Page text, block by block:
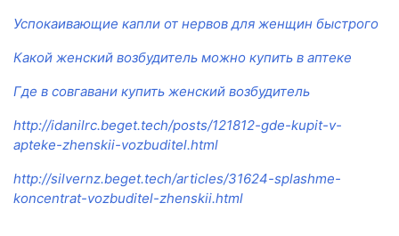
Успокаивающие капли от нервов для женщин быстрого
Какой женский возбудитель можно купить в аптеке
Где в совгавани купить женский возбудитель
http://idanilrc.beget.tech/posts/121812-gde-kupit-v-
apteke-zhenskii-vozbuditel.html
http://silvernz.beget.tech/articles/31624-splashme-
koncentrat-vozbuditel-zhenskii.html